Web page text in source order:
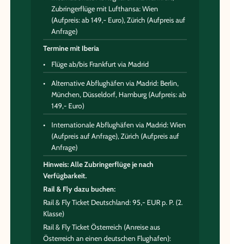
Zubringerflüge mit Lufthansa: Wien
(Aufpreis: ab 149,- Euro), Zürich (Aufpreis auf
Anfrage)
Termine mit Iberia
Flüge ab/bis Frankfurt via Madrid
Alternative Abflughäfen via Madrid: Berlin,
München, Düsseldorf, Hamburg (Aufpreis: ab
149,- Euro)
Internationale Abflughäfen via Madrid: Wien
(Aufpreis auf Anfrage), Zürich (Aufpreis auf
Anfrage)
Hinweis: Alle Zubringerflüge je nach
Verfügbarkeit.
Rail & Fly dazu buchen:
Rail & Fly Ticket Deutschland: 95,- EUR p. P. (2.
Klasse)
Rail & Fly Ticket Österreich (Anreise aus
Österreich an einen deutschen Flughafen):